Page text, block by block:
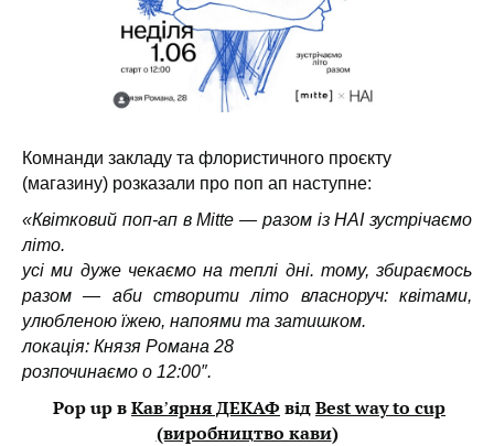
Комнанди закладу та флористичного проєкту
(магазину) розказали про поп ап наступне:
«Квітковий поп-ап в Mitte — разом із HAI зустрічаємо
літо.
усі ми дуже чекаємо на теплі дні. тому, збираємось
разом — аби створити літо власноруч: квітами,
улюбленою їжею, напоями та затишком.
локація: Князя Романа 28
розпочинаємо о 12:00″.
Pop up вКавʼярня ДЕКАФвідBest way to cup
(виробництво кави)